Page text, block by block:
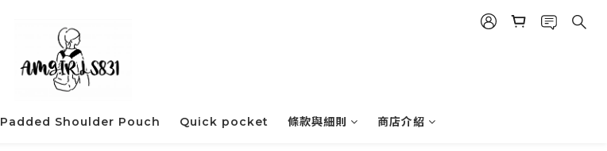
Padded Shoulder Pouch Quick pocket 條款與細則 商店介紹